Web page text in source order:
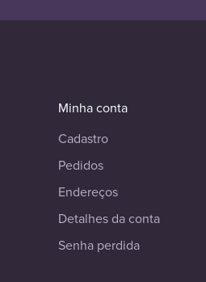
Minha conta
Cadastro
Pedidos
Endereços
Detalhes da conta
Senha perdida